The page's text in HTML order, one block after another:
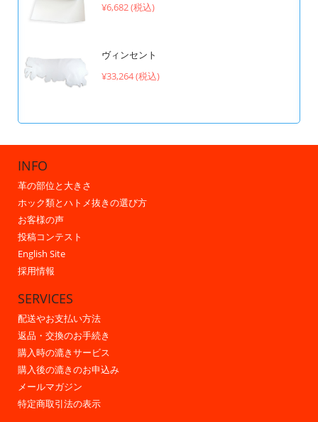
¥6,682 (税込)
ヴィンセント
¥33,264 (税込)
INFO
革の部位と大きさ
ホック類とハトメ抜きの選び方
お客様の声
投稿コンテスト
English Site
採用情報
SERVICES
配送やお支払い方法
返品・交換のお手続き
購入時の漉きサービス
購入後の漉きのお申込み
メールマガジン
特定商取引法の表示